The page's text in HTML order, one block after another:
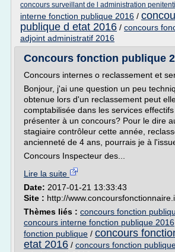
concours surveillant de l administration
interne fonction publique 2016 /
publique d etat 2016 / concours
adjoint administratif 2016
Concours fonction publique
Concours internes o reclassement et
Bonjour, j'ai une question un peu
obtenue lors d'un reclassement peut
comptabilisée dans les services
présenter à un concours? Pour le dire
stagiaire contrôleur cette année,
ancienneté de 4 ans, pourrais je à
Concours Inspecteur des...
Lire la suite
Date: 2017-01-21 13:33:43
Site : http://
Thèmes liés : concours fonction
concours interne fonction publique 2016
fonction publique / concours
etat 2016 / concours fonction